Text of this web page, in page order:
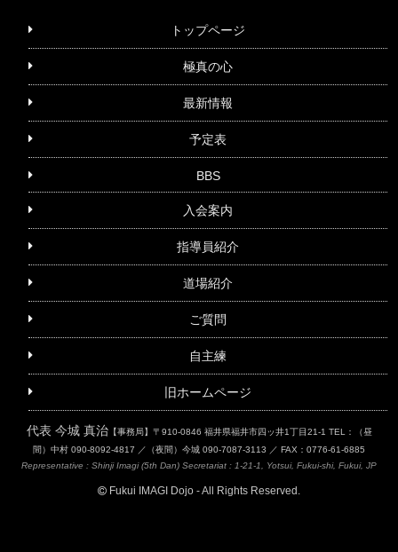
トップページ
極真の心
最新情報
予定表
BBS
入会案内
指導員紹介
道場紹介
ご質問
自主練
旧ホームページ
代表 今城 真治【事務局】〒910-0846 福井県福井市四ッ井1丁目21-1 TEL：（昼
間）中村 090-8092-4817 ／（夜間）今城 090-7087-3113 ／ FAX：0776-61-6885
Representative : Shinji Imagi (5th Dan) Secretariat : 1-21-1, Yotsui, Fukui-shi, Fukui, JP
Fukui IMAGI Dojo - All Rights Reserved.